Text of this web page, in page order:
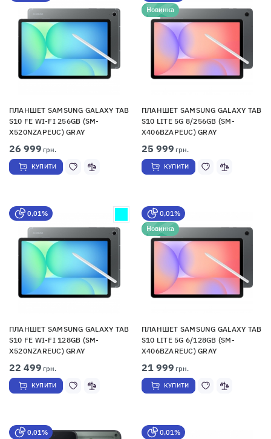
ПЛАНШЕТ SAMSUNG GALAXY TAB
S10 FE WI-FI 256GB (SM-
X520NZAPEUC) GRAY
26 999 грн.
КУПИТИ
Новинка
ПЛАНШЕТ SAMSUNG GALAXY TAB
S10 LITE 5G 8/256GB (SM-
X406BZAPEUC) GRAY
25 999 грн.
КУПИТИ
0,01%
ПЛАНШЕТ SAMSUNG GALAXY TAB
S10 FE WI-FI 128GB (SM-
X520NZAREUC) GRAY
22 499 грн.
КУПИТИ
0,01%
Новинка
ПЛАНШЕТ SAMSUNG GALAXY TAB
S10 LITE 5G 6/128GB (SM-
X406BZAREUC) GRAY
21 999 грн.
КУПИТИ
0,01% 0,01%